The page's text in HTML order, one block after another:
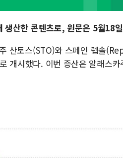
생산한 콘텐츠로, 원문은 5월18
산토스(STO)와 스페인 렙솔
개시했다. 이번 증산은 알래스